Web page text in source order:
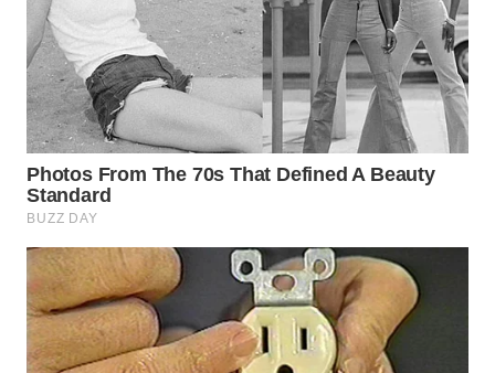
WN
TAPANULI
TENGAH
WN DELI
SERDANG
TEBING
TINGGI
WN
PAKPAK